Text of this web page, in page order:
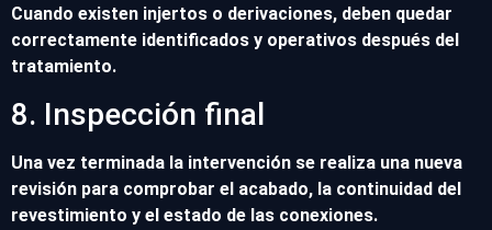
Cuando existen injertos o derivaciones, deben quedar
correctamente identificados y operativos después del
tratamiento.
8. Inspección final
Una vez terminada la intervención se realiza una nueva
revisión para comprobar el acabado, la continuidad del
revestimiento y el estado de las conexiones.